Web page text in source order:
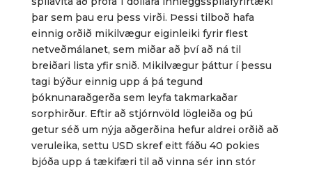
þar sem þau eru þess virði. Þessi tilboð hafa
einnig orðið mikilvægur eiginleiki fyrir flest
netveðmálanet, sem miðar að því að ná til
breiðari lista yfir snið. Mikilvægur þáttur í þessu
tagi býður einnig upp á þá tegund
þóknunaraðgerða sem leyfa takmarkaðar
sorphirður. Eftir að stjórnvöld lögleiða og þú
getur séð um nýja aðgerðina hefur aldrei orðið að
veruleika, settu USD skref eitt fáðu 40 pokies
bjóða upp á tækifæri til að vinna sér inn stór